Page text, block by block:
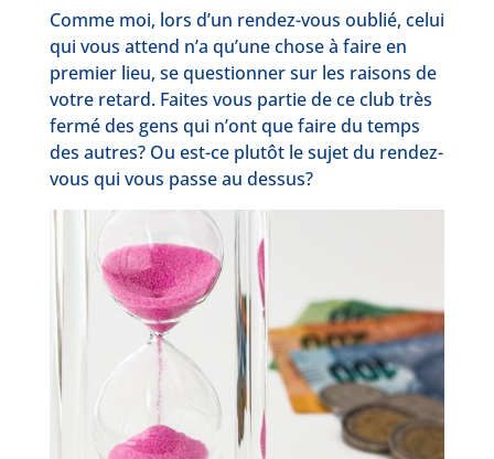
Comme moi, lors d’un rendez-vous oublié, celui
qui vous attend n’a qu’une chose à faire en
premier lieu, se questionner sur les raisons de
votre retard. Faites vous partie de ce club très
fermé des gens qui n’ont que faire du temps
des autres? Ou est-ce plutôt le sujet du rendez-
vous qui vous passe au dessus?